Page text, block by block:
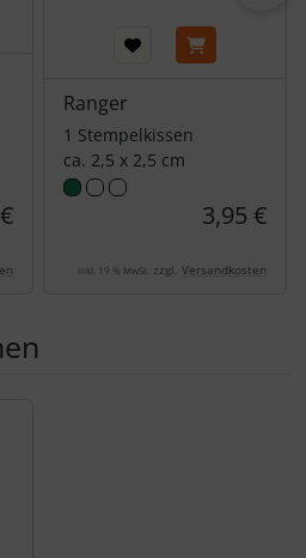
Ranger
1 Stempelkissen
ca. 2,5 x 2,5 cm
3,95 €
inkl. 19 % MwSt. zzgl. Versandkosten